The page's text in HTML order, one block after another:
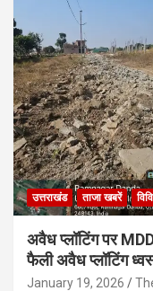
उत्तराखंड ताजा खबरें
अवैध प्लॉटिंग पर
फैली अवैध प्लॉटिंग
January 19, 2026